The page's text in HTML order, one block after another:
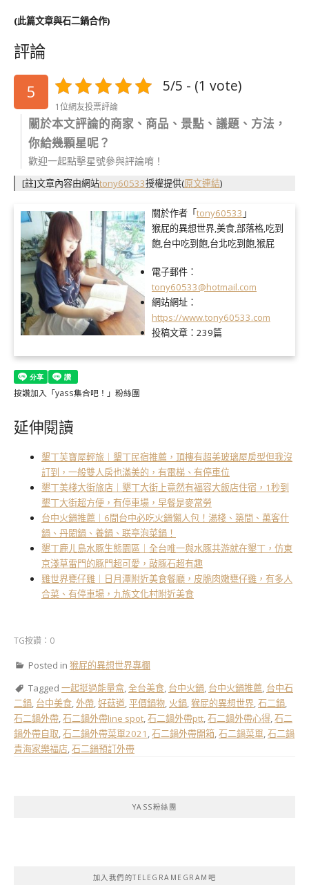
(此篇文章與石二鍋合作)
評論
5
5/5 - (1 vote)
1位網友投票評論
關於本文評論的商家、商品、景點、議題、方法，
你給幾顆星呢？
歡迎一起點擊星號參與評論唷！
[註]文章內容由網站tony60533授權提供(原文連結)
關於作者「tony60533 」
猴屁的異想世界,美食,部落格,吃到
飽,台中吃到飽,台北吃到飽,猴屁
電子郵件：
tony60533@hotmail.com
網站網址：
https://www.tony60533.com
投稿文章： 239篇
按讚加入「yass集合吧！」粉絲團
延伸閱讀
墾丁芙寶屋輕旅｜墾丁民宿推薦，頂樓有超美玻璃屋房型但我沒
訂到，一般雙人房也滿美的，有電梯、有停車位
墾丁美棧大街旅店｜墾丁大街上竟然有福容大飯店住宿，1秒到
墾丁大街超方便，有停車場，早餐是麥當勞
台中火鍋推薦｜6間台中必吃火鍋懶人包！湯棧、築間、萬客什
鍋、丹閎鍋、養鍋、联亭泡菜鍋！
墾丁鹿ㄦ島水豚生態園區｜全台唯一與水豚共游就在墾丁，仿東
京淺草雷門的豚門超可愛，敲豚石超有趣
雞世界甕仔雞｜日月潭附近美食餐廳，皮脆肉嫩甕仔雞，有多人
合菜、有停車場，九族文化村附近美食
TG按讚：0
Posted in 猴屁的異想世界專欄
Tagged 一起挺過能量盒 全台美食 台中火鍋 台中火鍋推薦 台中石
二鍋 台中美食 外帶 好菇道 平價鍋物 火鍋 猴屁的異想世界 石二鍋
石二鍋外帶 石二鍋外帶line spot 石二鍋外帶ptt 石二鍋外帶心得 石二
鍋外帶自取 石二鍋外帶菜單2021 石二鍋外帶開箱 石二鍋菜單 石二鍋
青海家樂福店 石二鍋預訂外帶
YASS粉絲團
加入我們的TELEGRAMEGRAM吧